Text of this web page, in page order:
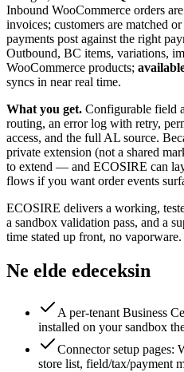
Inbound WooCommerce orders
invoices; customers are matched
payments post against the right
Outbound, BC items, variations,
WooCommerce products;
syncs in near real time.
What you get. Configurable field
routing, an error log with retry,
access, and the full AL source.
private extension (not a shared
to extend — and ECOSIRE can
flows if you want order events
ECOSIRE delivers a working,
a sandbox validation pass, and a
time stated up front, no vaporware.
Ne elde edeceksin
A per-tenant Business
installed on your sandbox
Connector setup pages:
store list, field/tax/payment